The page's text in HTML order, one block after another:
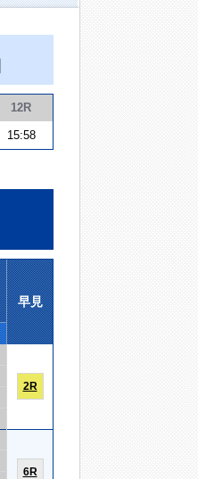
12R
15:58
早見
2R
6R